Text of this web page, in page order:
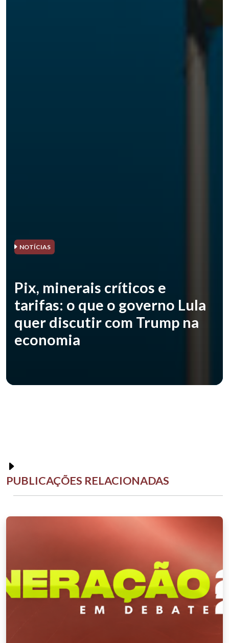
NOTÍCIAS
Pix, minerais críticos e
tarifas: o que o governo Lula
quer discutir com Trump na
economia
PUBLICAÇÕES RELACIONADAS